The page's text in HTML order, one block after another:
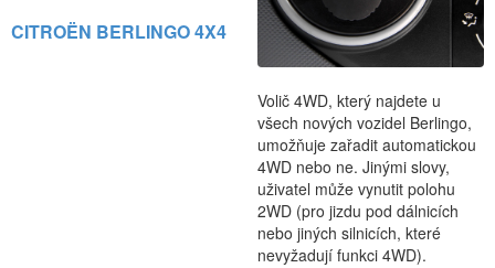
CITROËN BERLINGO 4X4
Volič 4WD, který najdete u
všech nových vozidel Berlingo,
umožňuje zařadit automatickou
4WD nebo ne. Jinými slovy,
uživatel může vynutit polohu
2WD (pro jizdu pod dálnicích
nebo jiných silnicích, které
nevyžadují funkci 4WD).